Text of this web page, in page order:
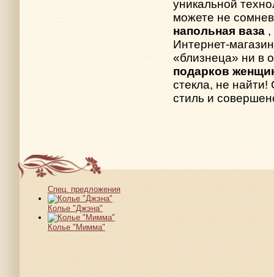
уникальной
можете не
напольная ваза ,
Интернет-
«близнеца» ни в
подарков
стекла, не
стиль и
Спец. предложения
Колье "Джэна"
Колье "Мимма"